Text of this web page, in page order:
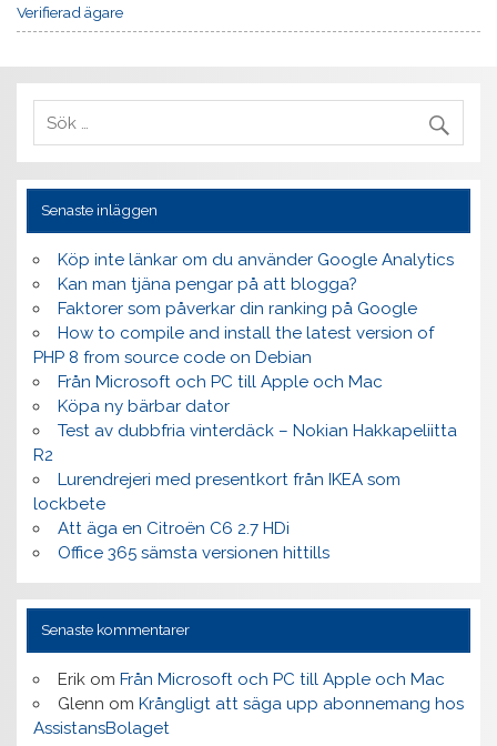
Verifierad ägare
Senaste inläggen
Köp inte länkar om du använder Google Analytics
Kan man tjäna pengar på att blogga?
Faktorer som påverkar din ranking på Google
How to compile and install the latest version of
PHP 8 from source code on Debian
Från Microsoft och PC till Apple och Mac
Köpa ny bärbar dator
Test av dubbfria vinterdäck – Nokian Hakkapeliitta
R2
Lurendrejeri med presentkort från IKEA som
lockbete
Att äga en Citroën C6 2.7 HDi
Office 365 sämsta versionen hittills
Senaste kommentarer
Erikom Från Microsoft och PC till Apple och Mac
Glenn om Krångligt att säga upp abonnemang hos
AssistansBolaget